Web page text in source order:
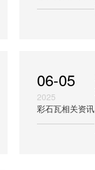
06-05
2025
彩石瓦相关资讯